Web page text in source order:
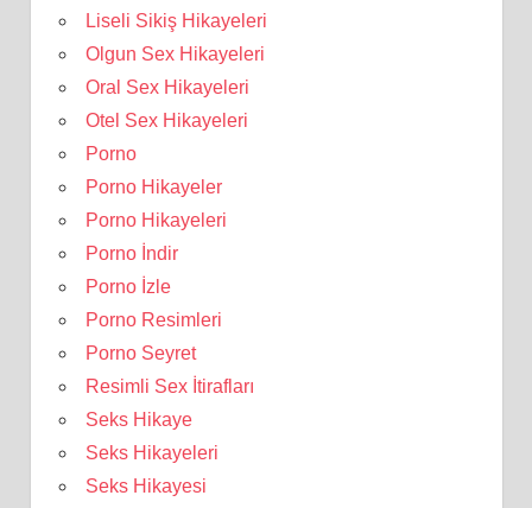
Liseli Sikiş Hikayeleri
Olgun Sex Hikayeleri
Oral Sex Hikayeleri
Otel Sex Hikayeleri
Porno
Porno Hikayeler
Porno Hikayeleri
Porno İndir
Porno İzle
Porno Resimleri
Porno Seyret
Resimli Sex İtirafları
Seks Hikaye
Seks Hikayeleri
Seks Hikayesi